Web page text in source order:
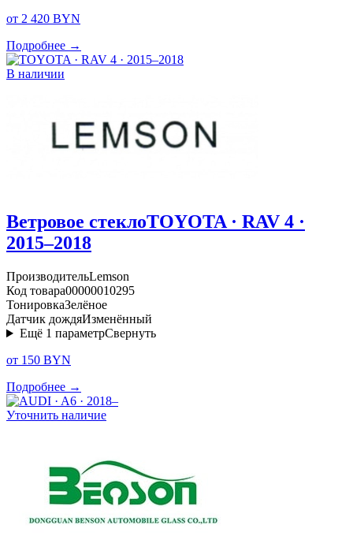
от 2 420 BYN
Подробнее →
В наличии
Ветровое стеклоTOYOTA · RAV 4 ·
2015–2018
ПроизводительLemson
Код товара00000010295
ТонировкаЗелёное
Датчик дождяИзменённый
Ещё 1 параметрСвернуть
от 150 BYN
Подробнее →
Уточнить наличие